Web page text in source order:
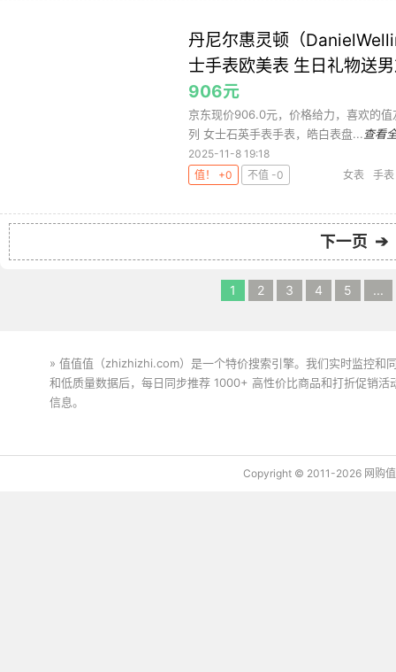
丹尼尔惠灵顿（
士手表欧美表 生日礼物送
906元
京东现价906.0元，价格给力，喜欢的
列 女士石英手表手表，皓白表盘... 查看
2025-11-8 19:18
值！ +0
不值 -0 女表 手表
下一页 ➔
1 2 3 4 5 ...
» 值值值（zhizhizhi.com）是一个特价搜索引擎。我们实时监控和
和低质量数据后，每日同步推荐 1000+ 高性价比商品和打折促销
信息。
Copyright © 2011-2026 网购